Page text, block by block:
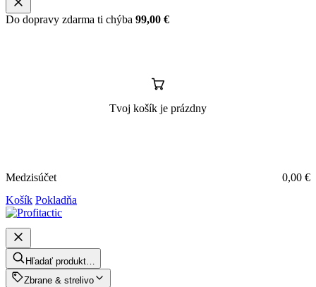
Do dopravy zdarma ti chýba 99,00 €
Tvoj košík je prázdny
Medzisúčet 0,00 €
Košík Pokladňa
Hľadať produkt…
Zbrane & strelivo